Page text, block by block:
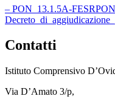
– PON_13.1.5A-
Contatti
Istituto Comprensivo
Via D’Amato 3/p,